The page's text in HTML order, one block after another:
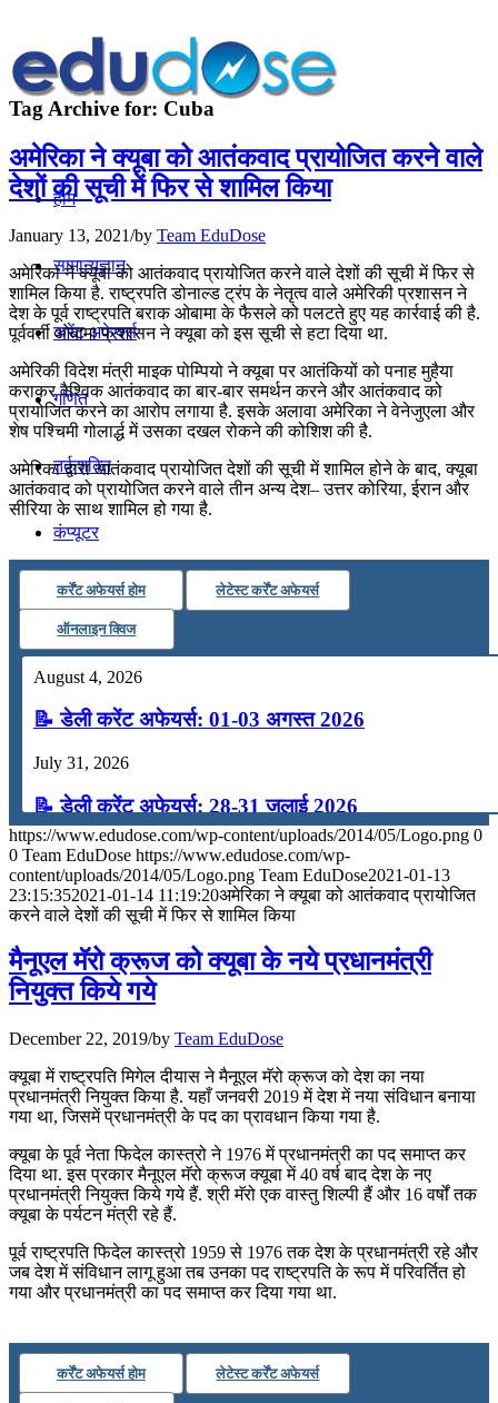
होम
सामान्यज्ञान
करेंट अफेयर्स
गणित
तर्कशक्ति
कंप्यूटर
अंग्रेजी
टुडेज जीके
Menu Menu
Tag Archive for: Cuba
अमेरिका ने क्यूबा को आतंकवाद प्रायोजित करने वाले
देशों की सूची में फिर से शामिल किया
January 13, 2021/by Team EduDose
अमेरिका ने क्यूबा को आतंकवाद प्रायोजित करने वाले देशों की सूची में फिर से
शामिल किया है. राष्ट्रपति डोनाल्ड ट्रंप के नेतृत्व वाले अमेरिकी प्रशासन ने
देश के पूर्व राष्ट्रपति बराक ओबामा के फैसले को पलटते हुए यह कार्रवाई की है.
पूर्ववर्ती ओबामा प्रशासन ने क्यूबा को इस सूची से हटा दिया था.
अमेरिकी विदेश मंत्री माइक पोम्पियो ने क्यूबा पर आतंकियों को पनाह मुहैया
कराकर वैश्विक आतंकवाद का बार-बार समर्थन करने और आतंकवाद को
प्रायोजित करने का आरोप लगाया है. इसके अलावा अमेरिका ने वेनेजुएला और
शेष पश्चिमी गोलार्द्ध में उसका दखल रोकने की कोशिश की है.
अमेरिका द्वारा आतंकवाद प्रायोजित देशों की सूची में शामिल होने के बाद, क्यूबा
आतंकवाद को प्रायोजित करने वाले तीन अन्य देश– उत्तर कोरिया, ईरान और
सीरिया के साथ शामिल हो गया है.
कर्रेंट अफेयर्स होम लेटेस्ट कर्रेंट अफेयर्स
ऑनलाइन क्विज
August 4, 2026
📝 डेली करेंट अफेयर्स: 01-03 अगस्त 2026
July 31, 2026
📝 डेली करेंट अफेयर्स: 28-31 जुलाई 2026
July 28, 2026
📝 डेली करेंट अफेयर्स: 25-27 जुलाई 2026
📝 डेली करेंट अफेयर्स: 22-24 जुलाई 2026
📝 डेली करेंट अफेयर्स: 19-21 जुलाई 2026
July 19, 2026
📝 डेली करेंट अफेयर्स: 16-18 जुलाई 2026
July 16, 2026
📝 डेली करेंट अफेयर्स: 13-15 जुलाई 2026
https://www.edudose.com/wp-content/uploads/2014/05/Logo.png 0
0 Team EduDose https://www.edudose.com/wp-
content/uploads/2014/05/Logo.png Team EduDose2021-01-13
23:15:352021-01-14 11:19:20अमेरिका ने क्यूबा को आतंकवाद प्रायोजित
करने वाले देशों की सूची में फिर से शामिल किया
मैनूएल मॅरो क्रूज को क्‍यूबा के नये प्रधानमंत्री
नियुक्त किये गये
December 22, 2019/by Team EduDose
क्‍यूबा में राष्‍ट्रपति मिगेल दीयास ने मैनूएल मॅरो क्रूज को देश का नया
प्रधानमंत्री नियुक्त किया है. यहाँ जनवरी 2019 में देश में नया संविधान बनाया
गया था, जिसमें प्रधानमंत्री के पद का प्रावधान किया गया है.
क्‍यूबा के पूर्व नेता फिदेल कास्‍त्रो ने 1976 में प्रधानमंत्री का पद समाप्‍त कर
दिया था. इस प्रकार मैनूएल मॅरो क्रूज क्‍यूबा में 40 वर्ष बाद देश के नए
प्रधानमंत्री नियुक्‍त किये गये हैं. श्री मॅरो एक वास्‍तु शिल्‍पी हैं और 16 वर्षों तक
क्‍यूबा के पर्यटन मंत्री रहे हैं.
पूर्व राष्ट्रपति फिदेल कास्त्रो 1959 से 1976 तक देश के प्रधानमंत्री रहे और
जब देश में संविधान लागू हुआ तब उनका पद राष्ट्रपति के रूप में परिवर्तित हो
गया और प्रधानमंत्री का पद समाप्त कर दिया गया था.
कर्रेंट अफेयर्स होम लेटेस्ट कर्रेंट अफेयर्स